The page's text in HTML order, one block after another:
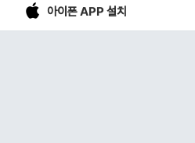
아이폰 APP 설치